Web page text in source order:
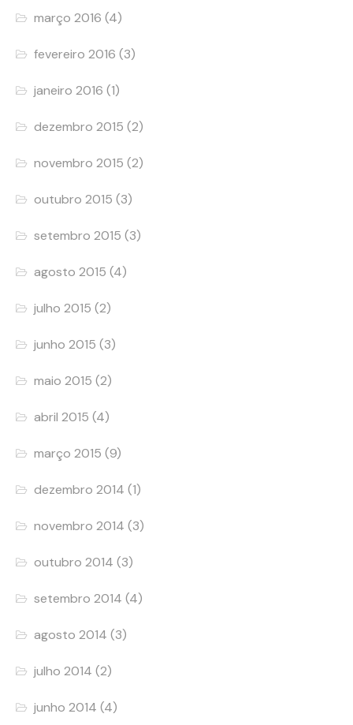
março 2016 (4)
fevereiro 2016 (3)
janeiro 2016 (1)
dezembro 2015 (2)
novembro 2015 (2)
outubro 2015 (3)
setembro 2015 (3)
agosto 2015 (4)
julho 2015 (2)
junho 2015 (3)
maio 2015 (2)
abril 2015 (4)
março 2015 (9)
dezembro 2014 (1)
novembro 2014 (3)
outubro 2014 (3)
setembro 2014 (4)
agosto 2014 (3)
julho 2014 (2)
junho 2014 (4)